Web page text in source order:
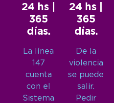
24 hs |
365
días.
La línea
147
cuenta
con el
Sistema
24 hs |
365
días.
De la
violencia
se puede
salir.
Pedir